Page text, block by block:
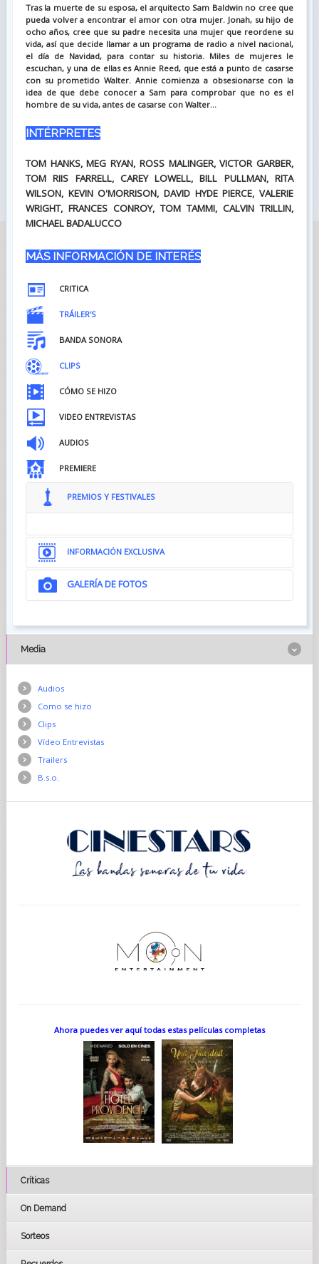
Tras la muerte de su esposa, el arquitecto Sam Baldwin no cree que
pueda volver a encontrar el amor con otra mujer. Jonah, su hijo de
ocho años, cree que su padre necesita una mujer que reordene su
vida, así que decide llamar a un programa de radio a nivel nacional,
el día de Navidad, para contar su historia. Miles de mujeres le
escuchan, y una de ellas es Annie Reed, que está a punto de casarse
con su prometido Walter. Annie comienza a obsesionarse con la
idea de que debe conocer a Sam para comprobar que no es el
hombre de su vida, antes de casarse con Walter...
INTÉRPRETES
TOM HANKS, MEG RYAN, ROSS MALINGER, VICTOR GARBER,
TOM RIIS FARRELL, CAREY LOWELL, BILL PULLMAN, RITA
WILSON, KEVIN O'MORRISON, DAVID HYDE PIERCE, VALERIE
WRIGHT, FRANCES CONROY, TOM TAMMI, CALVIN TRILLIN,
MICHAEL BADALUCCO
MÁS INFORMACIÓN DE INTERÉS
CRITICA
TRÁILER'S
BANDA SONORA
CLIPS
CÓMO SE HIZO
VIDEO ENTREVISTAS
AUDIOS
PREMIERE
PREMIOS Y FESTIVALES
INFORMACIÓN EXCLUSIVA
GALERÍA DE FOTOS
Media
Audios
Como se hizo
Clips
Vídeo Entrevistas
Trailers
B.s.o.
Ahora puedes ver aquí todas estas películas completas
Críticas
On Demand
Sorteos